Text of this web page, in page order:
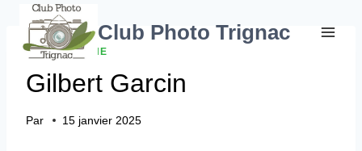
contenu
Club Photo Trignac
PHOTOGRAPHE
Gilbert Garcin
Par 15 janvier 2025